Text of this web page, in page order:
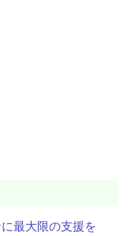
最大限の支援を